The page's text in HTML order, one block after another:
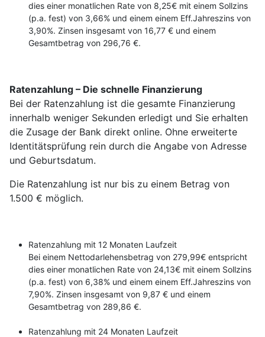
dies einer monatlichen Rate von 8,25€ mit einem Sollzins
(p.a. fest) von 3,66% und einem einem Eff.Jahreszins von
3,90%. Zinsen insgesamt von 16,77 € und einem
Gesamtbetrag von 296,76 €.
Ratenzahlung – Die schnelle Finanzierung
Bei der Ratenzahlung ist die gesamte Finanzierung
innerhalb weniger Sekunden erledigt und Sie erhalten
die Zusage der Bank direkt online. Ohne erweiterte
Identitätsprüfung rein durch die Angabe von Adresse
und Geburtsdatum.
Die Ratenzahlung ist nur bis zu einem Betrag von
1.500 € möglich.
Ratenzahlung mit 12 Monaten Laufzeit
Bei einem Nettodarlehensbetrag von 279,99€ entspricht
dies einer monatlichen Rate von 24,13€ mit einem Sollzins
(p.a. fest) von 6,38% und einem einem Eff.Jahreszins von
7,90%. Zinsen insgesamt von 9,87 € und einem
Gesamtbetrag von 289,86 €.
Ratenzahlung mit 24 Monaten Laufzeit